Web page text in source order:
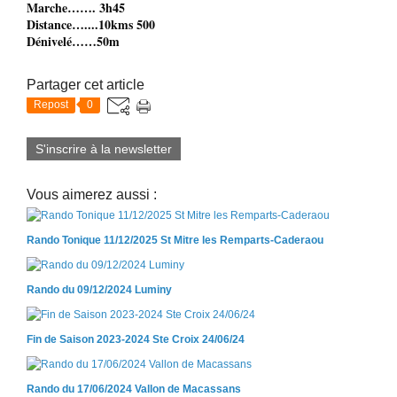
Marche……. 3h45
Distance…....10kms 500
Dénivelé……50m
Partager cet article
Repost 0
S'inscrire à la newsletter
Vous aimerez aussi :
Rando Tonique 11/12/2025 St Mitre les Remparts-Caderaou
Rando du 09/12/2024 Luminy
Fin de Saison 2023-2024 Ste Croix 24/06/24
Rando du 17/06/2024 Vallon de Macassans